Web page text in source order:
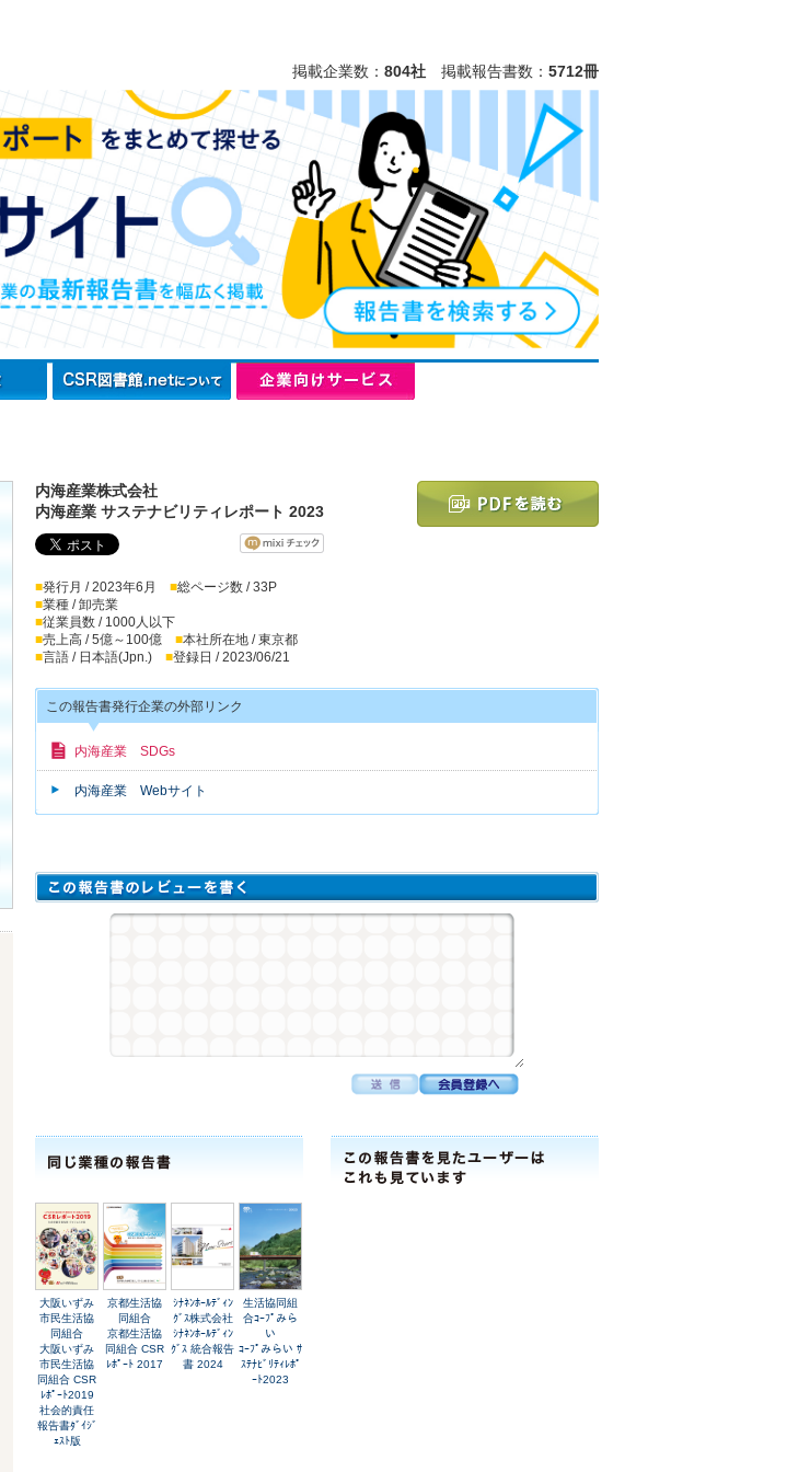
掲載企業数： 804社 掲載報告書数： 5712冊
内海産業株式会社
内海産業 サステナビリティレポート 2023
■発行月 / 2023年6月 ■総ページ数 / 33P
■業種 / 卸売業
■従業員数 / 1000人以下
■売上高 / 5億～100億 ■本社所在地 / 東京都
■言語 / 日本語(Jpn.) ■登録日 / 2023/06/21
この報告書発行企業の外部リンク
内海産業 SDGs
内海産業 Webサイト
大阪いずみ
市民生活協
同組合
大阪いずみ
市民生活協
同組合 CSR
ﾚﾎﾟｰﾄ2019
社会的責任
報告書ﾀﾞｲｼﾞ
ｪｽﾄ版
京都生活協
同組合
京都生活協
同組合 CSR
ﾚﾎﾟｰﾄ 2017
ｼﾅﾈﾝﾎｰﾙﾃﾞｨﾝ
ｸﾞｽ株式会社
ｼﾅﾈﾝﾎｰﾙﾃﾞｨﾝ
ｸﾞｽ 統合報告
書 2024
生活協同組
合ｺｰﾌﾟみら
い
ｺｰﾌﾟみらい ｻ
ｽﾃﾅﾋﾞﾘﾃｨﾚﾎﾟ
ｰﾄ2023